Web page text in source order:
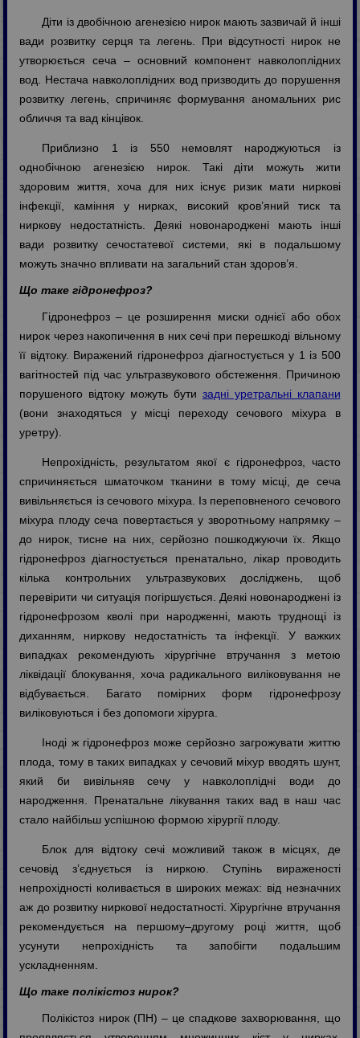
Діти із двобічною агенезією нирок мають зазвичай й інші
вади розвитку серця та легень. При відсутності нирок не
утворюється сеча – основний компонент навколоплідних
вод. Нестача навколоплідних вод призводить до порушення
розвитку легень, спричиняє формування аномальних рис
обличчя та вад кінцівок.
Приблизно 1 із 550 немовлят народжуються із
однобічною агенезією нирок. Такі діти можуть жити
здоровим життя, хоча для них існує ризик мати ниркові
інфекції, каміння у нирках, високий кров’яний тиск та
ниркову недостатність. Деякі новонароджені мають інші
вади розвитку сечостатевої системи, які в подальшому
можуть значно впливати на загальний стан здоров’я.
Що таке гідронефроз?
Гідронефроз – це розширення миски однієї або обох
нирок через накопичення в них сечі при перешкоді вільному
її відтоку. Виражений гідронефроз діагностується у 1 із 500
вагітностей під час ультразвукового обстеження. Причиною
порушеного відтоку можуть бути задні уретральні клапани
(вони знаходяться у місці переходу сечового міхура в
уретру).
Непрохідність, результатом якої є гідронефроз, часто
спричиняється шматочком тканини в тому місці, де сеча
вивільняється із сечового міхура. Із переповненого сечового
міхура плоду сеча повертається у зворотньому напрямку –
до нирок, тисне на них, серйозно пошкоджуючи їх. Якщо
гідронефроз діагностується пренатально, лікар проводить
кілька контрольних ультразвукових досліджень, щоб
перевірити чи ситуація погіршується. Деякі новонароджені із
гідронефрозом кволі при народженні, мають труднощі із
диханням, ниркову недостатність та інфекції. У важких
випадках рекомендують хірургічне втручання з метою
ліквідації блокування, хоча радикального виліковування не
відбувається. Багато помірних форм гідронефрозу
виліковуються і без допомоги хірурга.
Іноді ж гідронефроз може серйозно загрожувати життю
плода, тому в таких випадках у сечовий міхур вводять шунт,
який би вивільняв сечу у навколоплідні води до
народження. Пренатальне лікування таких вад в наш час
стало найбільш успішною формою хірургії плоду.
Блок для відтоку сечі можливий також в місцях, де
сечовід з’єднується із ниркою. Ступінь вираженості
непрохідності коливається в широких межах: від незначних
аж до розвитку ниркової недостатності. Хірургічне втручання
рекомендується на першому–другому році життя, щоб
усунути непрохідність та запобігти подальшим
ускладненням.
Що таке полікістоз нирок?
Полікістоз нирок (ПН) – це спадкове захворювання, що